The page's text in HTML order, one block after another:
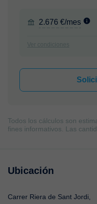
2.676 €/mes
Ver condiciones
Todos los cálculos son
fines informativos. Las
Ubicación
Carrer Riera de Sant Jordi,